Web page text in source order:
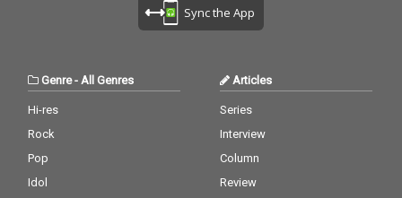
Sync the App
Genre- All Genres
Hi-res
Rock
Pop
Idol
Articles
Series
Interview
Column
Review